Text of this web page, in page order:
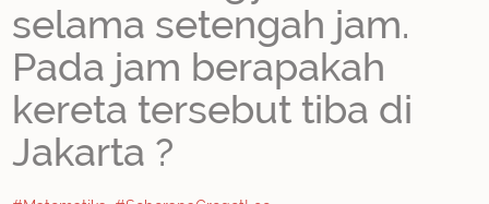
selama setengah jam.
Pada jam berapakah
kereta tersebut tiba di
Jakarta ?